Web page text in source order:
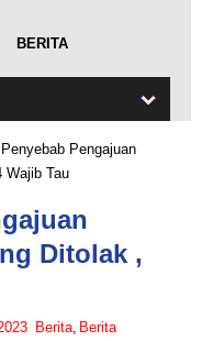
BERITA
Pengajuan
Wajib Tau
Ditolak ,
Berita, Berita